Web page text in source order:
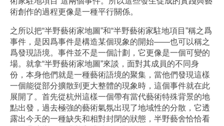
術創作的過程更像是一種平行關係。
之所以把“半野藝術家地圖”和“半野藝術家駐地項目”稱之爲
事件，是因爲事件是構造某個現象的開始——也可以稱之
爲發現語境。事件並不是一個計劃，它更像是一個可變的
場。就拿“半野藝術家地圖”來談，面對其成員的不同身
份，本身他們就是一種藝術語境的聚集，當他們發現這樣
一個能從部分擴散到更大整體的現象時，這個事件就在此
展開了。首先從杭州這樣一個帶有當代藝術特殊背景的地
點出發，過去極強的藝術氣氛出現了地域性的分散，它透
露出今天的一種缺失和相對封閉的狀態，半野藝舍恰恰看